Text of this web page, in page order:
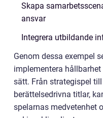
Skapa
ansvar
Integrera utbildande
Genom dessa exempel
implementera
sätt. Från strategispel
berättelsedrivna titlar,
spelarnas medvetenhet